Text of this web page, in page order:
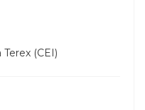
(CEI)